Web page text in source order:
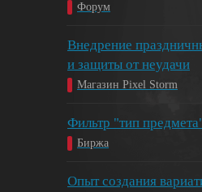
Форум
Внедрение
и защиты от неудачи
Магазин Pixel Storm
Фильтр "тип
Биржа
Опыт создания